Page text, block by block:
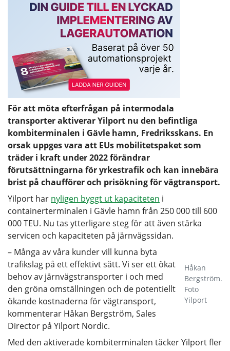
För att möta efterfrågan på intermodala
transporter aktiverar Yilport nu den befintliga
kombiterminalen i Gävle hamn, Fredriksskans. En
orsak uppges vara att EUs mobilitetspaket som
träder i kraft under 2022 förändrar
förutsättningarna för yrkestrafik och kan innebära
brist på chaufförer och prisökning för vägtransport.
Yilport har nyligen byggt ut kapaciteten i
containerterminalen i Gävle hamn från 250 000 till 600
000 TEU. Nu tas ytterligare steg för att även stärka
servicen och kapaciteten på järnvägssidan.
Håkan
Bergström.
Foto
Yilport
– Många av våra kunder vill kunna byta
trafikslag på ett effektivt sätt. Vi ser ett ökat
behov av järnvägstransporter i och med
den gröna omställningen och de potentiellt
ökande kostnaderna för vägtransport,
kommenterar Håkan Bergström, Sales
Director på Yilport Nordic.
Med den aktiverade kombiterminalen täcker Yilport fler